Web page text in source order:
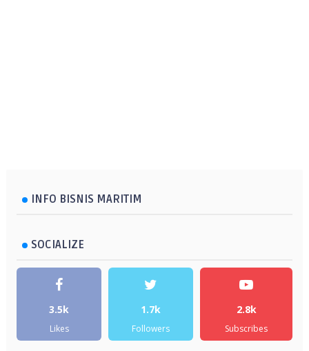
INFO BISNIS MARITIM
SOCIALIZE
3.5k
Likes
1.7k
Followers
2.8k
Subscribes